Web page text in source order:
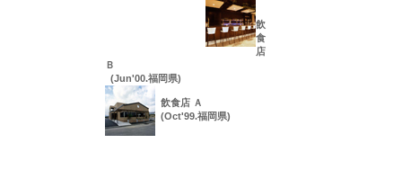
飲
食
店
Ｂ
(Jun'00.福岡県)
飲食店 Ａ
(Oct'99.福岡県)